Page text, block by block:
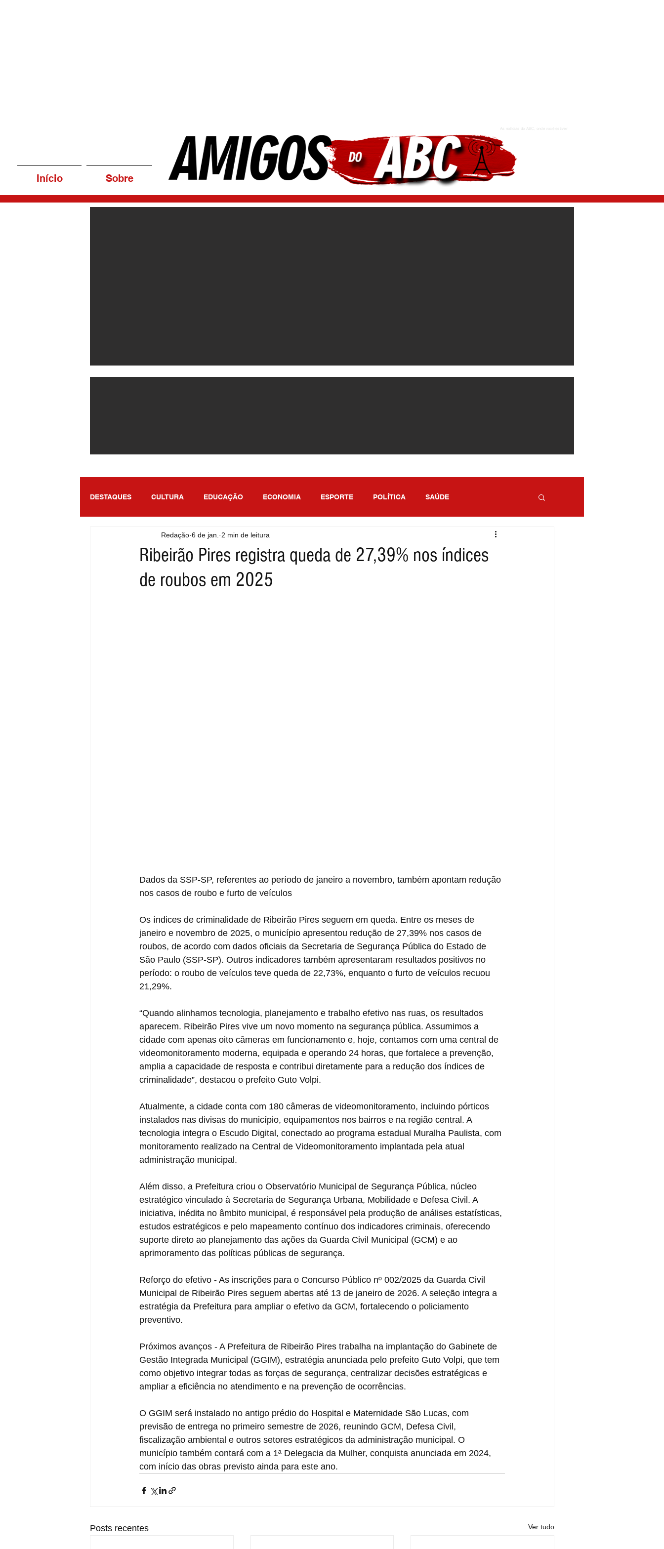
Início Sobre
As notícias do ABC, onde você estiver
DESTAQUES CULTURA EDUCAÇÃO ECONOMIA ESPORTE POLÍTICA SAÚDE
ENTRETENIMENTO SÃO PAULO
Ribeirão Pires registra queda de 27,39% nos índices
de roubos em 2025
Redação 6 de jan. 2 min de leitura
Dados da SSP-SP, referentes ao período de janeiro a novembro, também apontam redução
nos casos de roubo e furto de veículos
Os índices de criminalidade de Ribeirão Pires seguem em queda. Entre os meses de
janeiro e novembro de 2025, o município apresentou redução de 27,39% nos casos de
roubos, de acordo com dados oficiais da Secretaria de Segurança Pública do Estado de
São Paulo (SSP-SP). Outros indicadores também apresentaram resultados positivos no
período: o roubo de veículos teve queda de 22,73%, enquanto o furto de veículos recuou
21,29%.
“Quando alinhamos tecnologia, planejamento e trabalho efetivo nas ruas, os resultados
aparecem. Ribeirão Pires vive um novo momento na segurança pública. Assumimos a
cidade com apenas oito câmeras em funcionamento e, hoje, contamos com uma central de
videomonitoramento moderna, equipada e operando 24 horas, que fortalece a prevenção,
amplia a capacidade de resposta e contribui diretamente para a redução dos índices de
criminalidade”, destacou o prefeito Guto Volpi.
Atualmente, a cidade conta com 180 câmeras de videomonitoramento, incluindo pórticos
instalados nas divisas do município, equipamentos nos bairros e na região central. A
tecnologia integra o Escudo Digital, conectado ao programa estadual Muralha Paulista, com
monitoramento realizado na Central de Videomonitoramento implantada pela atual
administração municipal.
Além disso, a Prefeitura criou o Observatório Municipal de Segurança Pública, núcleo
estratégico vinculado à Secretaria de Segurança Urbana, Mobilidade e Defesa Civil. A
iniciativa, inédita no âmbito municipal, é responsável pela produção de análises estatísticas,
estudos estratégicos e pelo mapeamento contínuo dos indicadores criminais, oferecendo
suporte direto ao planejamento das ações da Guarda Civil Municipal (GCM) e ao
aprimoramento das políticas públicas de segurança.
Reforço do efetivo - As inscrições para o Concurso Público nº 002/2025 da Guarda Civil
Municipal de Ribeirão Pires seguem abertas até 13 de janeiro de 2026. A seleção integra a
estratégia da Prefeitura para ampliar o efetivo da GCM, fortalecendo o policiamento
preventivo.
Próximos avanços - A Prefeitura de Ribeirão Pires trabalha na implantação do Gabinete de
Gestão Integrada Municipal (GGIM), estratégia anunciada pelo prefeito Guto Volpi, que tem
como objetivo integrar todas as forças de segurança, centralizar decisões estratégicas e
ampliar a eficiência no atendimento e na prevenção de ocorrências.
O GGIM será instalado no antigo prédio do Hospital e Maternidade São Lucas, com
previsão de entrega no primeiro semestre de 2026, reunindo GCM, Defesa Civil,
fiscalização ambiental e outros setores estratégicos da administração municipal. O
município também contará com a 1ª Delegacia da Mulher, conquista anunciada em 2024,
com início das obras previsto ainda para este ano.
Posts recentes Ver tudo